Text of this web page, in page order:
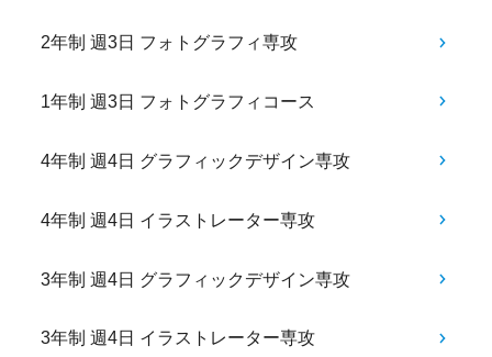
2年制 週3日 フォトグラフィ専攻
1年制 週3日 フォトグラフィコース
4年制 週4日 グラフィックデザイン専攻
4年制 週4日 イラストレーター専攻
3年制 週4日 グラフィックデザイン専攻
3年制 週4日 イラストレーター専攻